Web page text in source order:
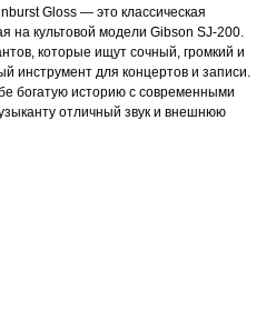
Gloss — это классическая
на культовой модели Gibson SJ-200.
которые ищут сочный, громкий и
инструмент для концертов и записи.
богатую историю с современными
отличный звук и внешнюю